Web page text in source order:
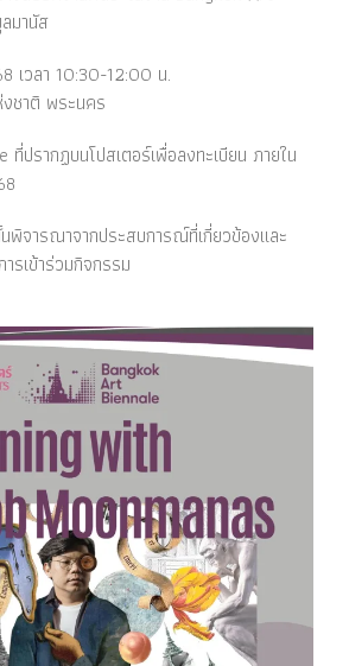
มานัส
เวลา 10:30-12:00 น.
าติ พระนคร
ปรากฏบนโปสเตอร์เพื่อลงทะเบียน ภายใน
พิจารณาจากประสบการณ์ที่เกี่ยวข้องและ
รเข้าร่วมกิจกรรม